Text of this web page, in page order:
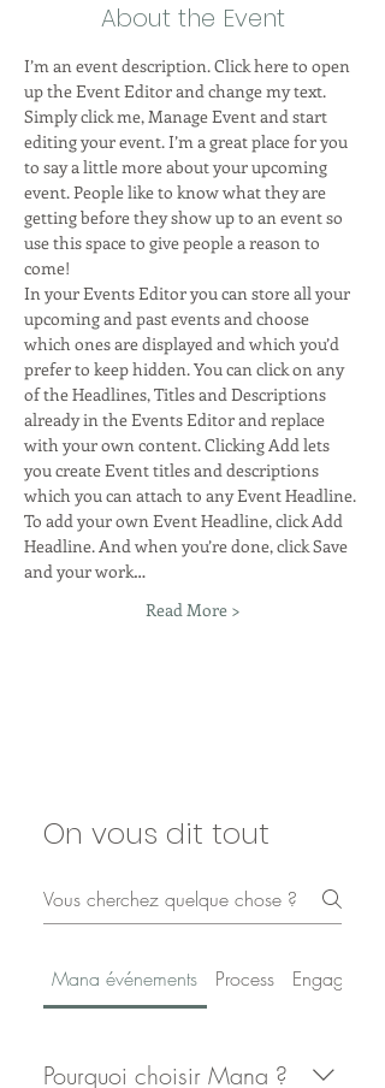
About the Event
I’m an event description. Click here to open
up the Event Editor and change my text.
Simply click me, Manage Event and start
editing your event. I’m a great place for you
to say a little more about your upcoming
event. People like to know what they are
getting before they show up to an event so
use this space to give people a reason to
come!
In your Events Editor you can store all your
upcoming and past events and choose
which ones are displayed and which you’d
prefer to keep hidden. You can click on any
of the Headlines, Titles and Descriptions
already in the Events Editor and replace
with your own content. Clicking Add lets
you create Event titles and descriptions
which you can attach to any Event Headline.
To add your own Event Headline, click Add
Headline. And when you’re done, click Save
and your work…
Read More >
On vous dit tout
Mana événements Process
Pourquoi choisir Mana ?